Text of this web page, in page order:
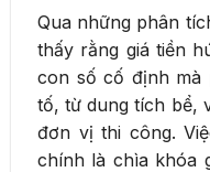
Qua những phân
thấy rằng giá tiền
con số cố định mà
tố, từ dung tích bể,
đơn vị thi công.
chính là chìa khóa